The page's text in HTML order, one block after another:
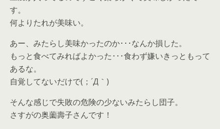
す。
何よりたれが美味い。
あー、みたらし美味かったのか･･･なんか損した。
もっと食べてみればよかった･･･食わず嫌いきっともって
あるな。
自覚してないだけで(；´Д｀)
そんな感じで失敗の危険の少ないみたらし団子。
さすがの奥薗壽子さんです！